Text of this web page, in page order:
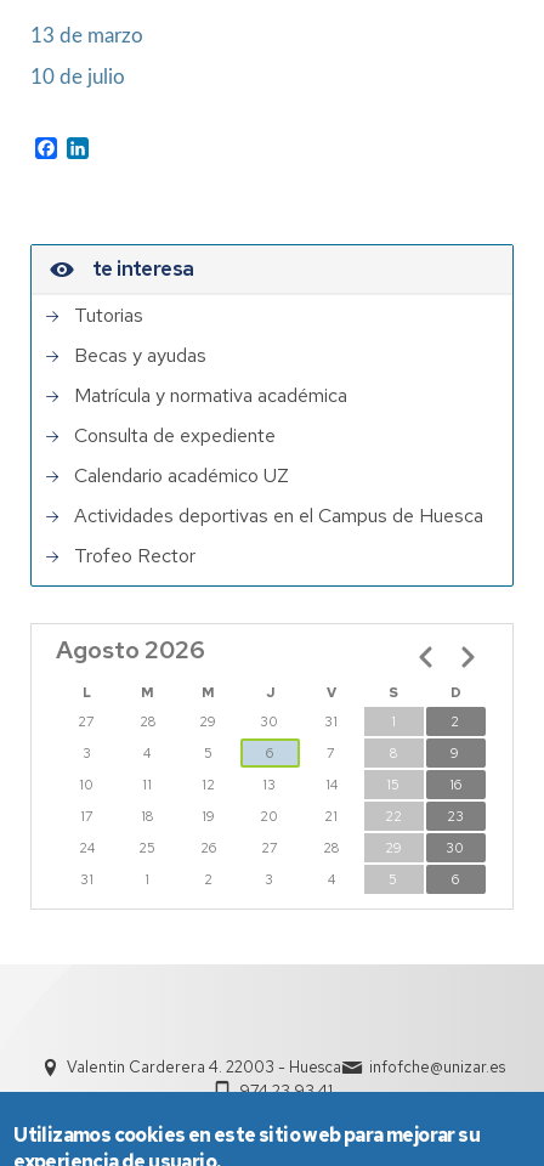
13 de marzo
10 de julio
Facebook
te interesa
Tutorias
Becas y ayudas
Matrícula y normativa académica
Consulta de expediente
Calendario académico UZ
Actividades deportivas en el Campus de Huesca
Trofeo Rector
Agosto 2026
L M M J V S
D
27
28 29 30 31 1
2
3
4 5 6 7 8
9
10
11 12 13 14 15
16
17
18 19 20 21 22
23
24
25 26 27 28 29
30
31
1 2 3 4 5 6
Paginación
Valentin Carderera 4. 22003 - Huesca
infofche@unizar.es
974 23 93 41
Utilizamos cookies en este sitio web para mejorar su